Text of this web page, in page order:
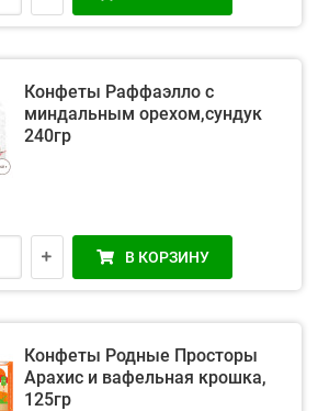
Конфеты Раффаэлло с
миндальным орехом,сундук
240гр
В КОРЗИНУ
Конфеты Родные Просторы
Арахис и вафельная крошка,
125гр